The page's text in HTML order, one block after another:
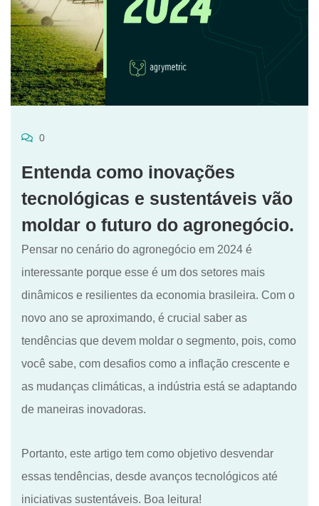
0
Entenda como inovações
tecnológicas e sustentáveis vão
moldar o futuro do agronegócio.
Pensar no cenário do agronegócio em 2024 é
interessante porque esse é um dos setores mais
dinâmicos e resilientes da economia brasileira. Com o
novo ano se aproximando, é crucial saber as
tendências que devem moldar o segmento, pois, como
você sabe, com desafios como a inflação crescente e
as mudanças climáticas, a indústria está se adaptando
de maneiras inovadoras.
Portanto, este artigo tem como objetivo desvendar
essas tendências, desde avanços tecnológicos até
iniciativas sustentáveis. Boa leitura!